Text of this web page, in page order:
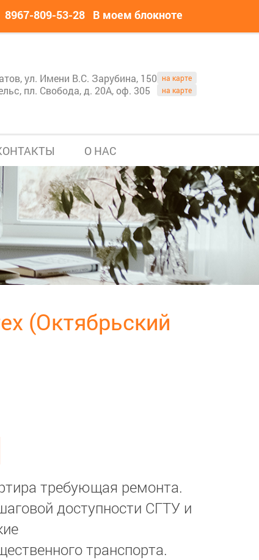
8967-809-53-28 В моем блокноте
ул. Имени В.С. Зарубина, 150 на карте
пл. Свобода, д. 20А, оф. 305 на карте
О НАС
(Октябрьский
требующая ремонта.
доступности СГТУ и
транспорта.